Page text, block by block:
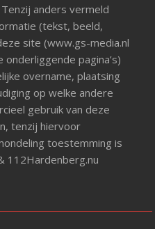
anders vermeld
(tekst, beeld,
site (www.gs-media.nl
pagina’s)
overname, plaatsing
op welke andere
gebruik van deze
tenzij hiervoor
toestemming is
112Hardenberg.nu